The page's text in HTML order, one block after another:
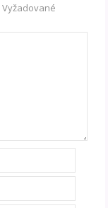
Vyžadované